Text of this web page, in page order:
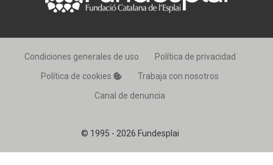
© 1995 - 2026 Fundesplai
Condiciones generales de uso
Política de privacidad
Política de cookies
Trabaja con nosotros
Canal de denuncia